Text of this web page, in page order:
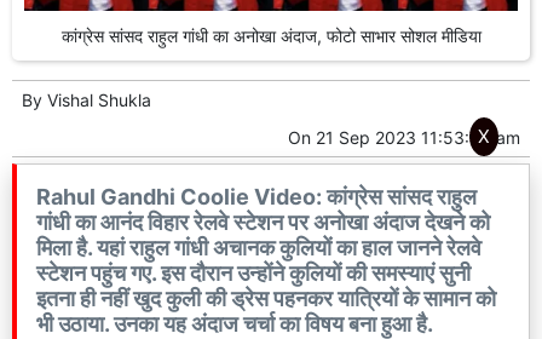
कांग्रेस सांसद राहुल गांधी का अनोखा अंदाज, फोटो साभार सोशल मीडिया
By Vishal Shukla
On 21 Sep 2023 11:53:44 am
Rahul Gandhi Coolie Video: कांग्रेस सांसद राहुल
गांधी का आनंद विहार रेलवे स्टेशन पर अनोखा अंदाज देखने को
मिला है. यहां राहुल गांधी अचानक कुलियों का हाल जानने रेलवे
स्टेशन पहुंच गए. इस दौरान उन्होंने कुलियों की समस्याएं सुनी
इतना ही नहीं खुद कुली की ड्रेस पहनकर यात्रियों के सामान को
भी उठाया. उनका यह अंदाज चर्चा का विषय बना हुआ है.
X